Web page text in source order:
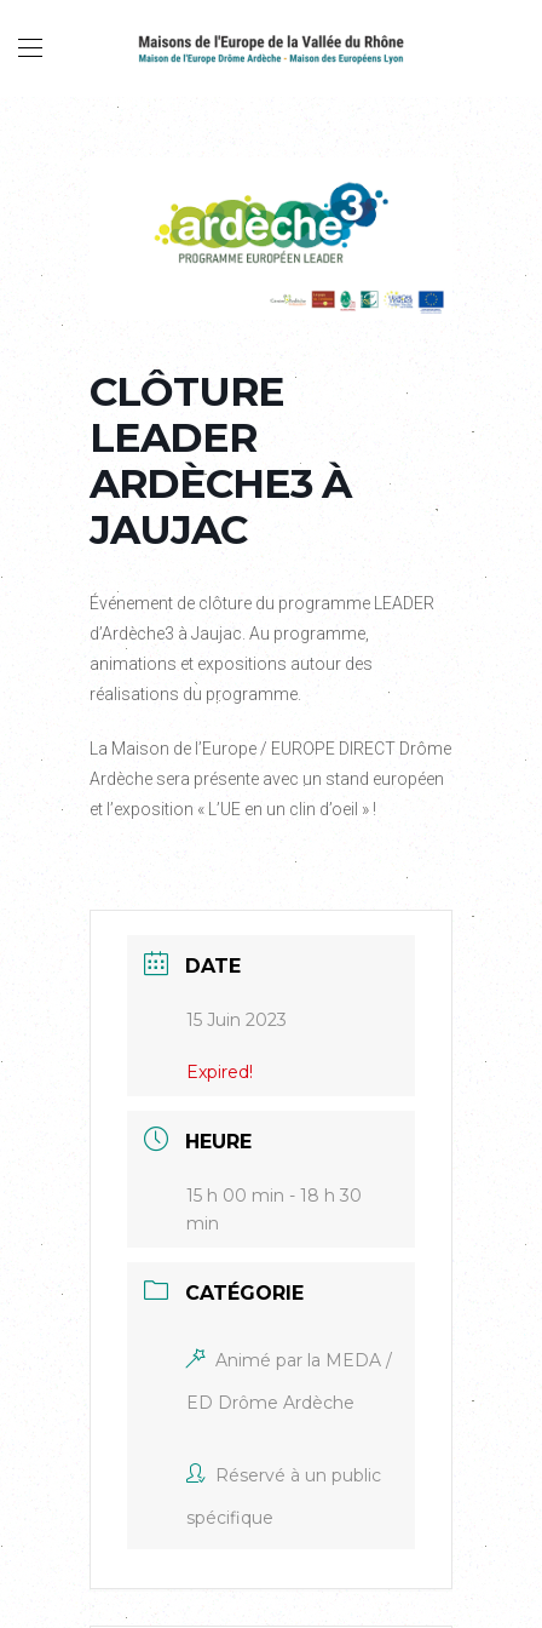
CLÔTURE
LEADER
ARDÈCHE3 À
JAUJAC
Événement de clôture du programme LEADER
d’Ardèche3 à Jaujac. Au programme,
animations et expositions autour des
réalisations du programme.
La Maison de l’Europe / EUROPE DIRECT Drôme
Ardèche sera présente avec un stand européen
et l’exposition « L’UE en un clin d’oeil » !
DATE
15 Juin 2023
Expired!
HEURE
15 h 00 min - 18 h 30
min
CATÉGORIE
Animé par la MEDA /
ED Drôme Ardèche
Réservé à un public
spécifique